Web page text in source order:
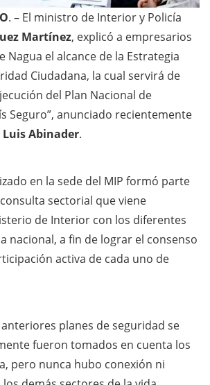
. – El ministro de Interior y Policía
Martínez, explicó a empresarios
Nagua el alcance de la Estrategia
Ciudadana, la cual servirá de
del Plan Nacional de
Seguro”, anunciado recientemente
Luis Abinader.
en la sede del MIP formó parte
sectorial que viene
de Interior con los diferentes
nacional, a fin de lograr el consenso
activa de cada uno de
anteriores planes de seguridad se
fueron tomados en cuenta los
pero nunca hubo conexión ni